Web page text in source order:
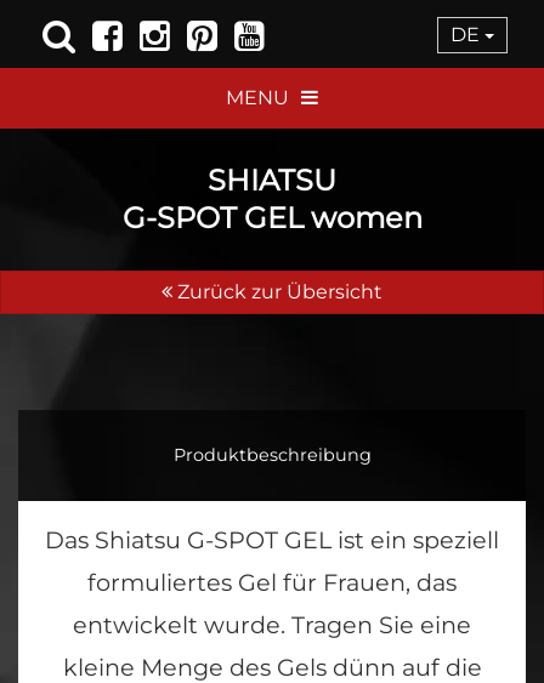
DE
MENU
SHIATSU
G-SPOT GEL women
Zurück zur Übersicht
Produktbeschreibung
Das Shiatsu G-SPOT GEL ist ein speziell
formuliertes Gel für Frauen, das
entwickelt wurde. Tragen Sie eine
kleine Menge des Gels dünn auf die